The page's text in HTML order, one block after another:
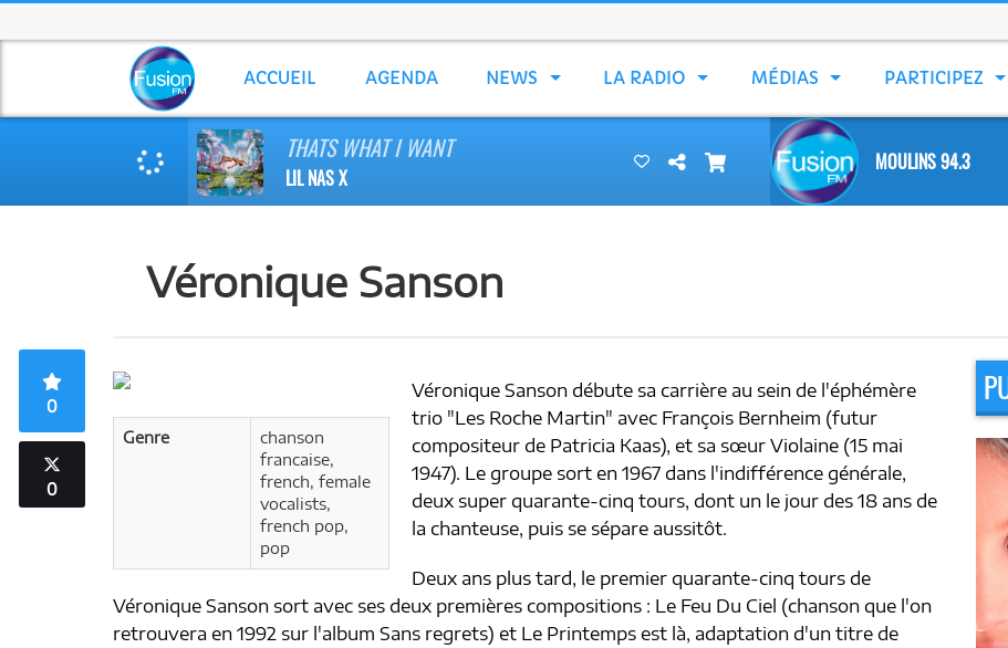
ACCUEIL AGENDA NEWS LA RADIO MÉDIAS PARTICIPEZ
THATS WHAT I WANT
LIL NAS X
MOULINS 94.3
Véronique Sanson
0
0
Genre
chanson
francaise,
french, female
vocalists,
french pop,
pop
Véronique Sanson débute sa carrière au sein de l'éphémère
trio "Les Roche Martin" avec François Bernheim (futur
compositeur de Patricia Kaas), et sa sœur Violaine (15 mai
1947). Le groupe sort en 1967 dans l'indifférence générale,
deux super quarante-cinq tours, dont un le jour des 18 ans de
la chanteuse, puis se sépare aussitôt.
Deux ans plus tard, le premier quarante-cinq tours de
Véronique Sanson sort avec ses deux premières compositions : Le Feu Du Ciel (chanson que l'on
retrouvera en 1992 sur l'album Sans regrets) et Le Printemps est là, adaptation d'un titre de